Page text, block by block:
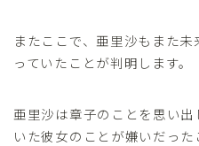
またここで、亜里沙もまた
っていたことが判明します。
亜里沙は章子のことを思い
いた彼女のことが嫌いだった